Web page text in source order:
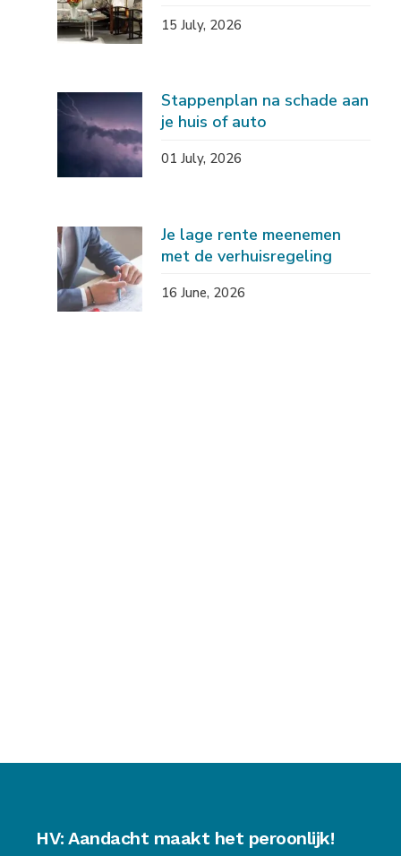
15 July, 2026
Stappenplan na schade aan
je huis of auto
01 July, 2026
Je lage rente meenemen
met de verhuisregeling
16 June, 2026
HV: Aandacht maakt het peroonlijk!